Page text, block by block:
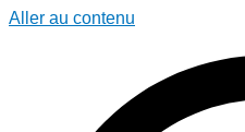
Aller au contenu